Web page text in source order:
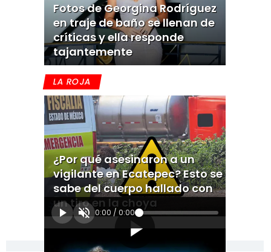
Fotos de Georgina Rodríguez
en traje de baño se llenan de
críticas y ella responde
tajantemente
LA ROJA
¿Por qué asesinaron a un
vigilante en Ecatepec? Esto se
sabe del cuerpo hallado con
un tiro en la choya
0:00 / 0:00
[Publicidad]